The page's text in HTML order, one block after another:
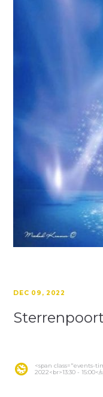
DEC 09, 2022
<span class="events-
2022<br>13:30 - 15:00</